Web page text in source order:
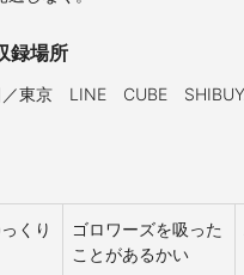
録場所
／東京 LINE CUBE
くり
ゴロワーズを吸った
ことがあるかい